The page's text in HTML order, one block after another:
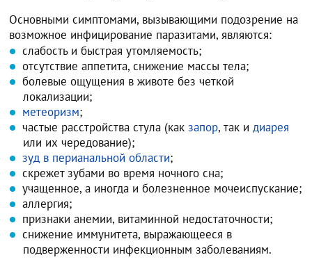
Основными симптомами, вызывающими подозрение на
возможное инфицирование паразитами, являются:
слабость и быстрая утомляемость;
отсутствие аппетита, снижение массы тела;
болевые ощущения в животе без четкой
локализации;
метеоризм;
частые расстройства стула (какзапор, так идиарея
или их чередование);
зуд в перианальной области;
скрежет зубами во время ночного сна;
учащенное, а иногда и болезненное мочеиспускание;
аллергия;
признаки анемии, витаминной недостаточности;
снижение иммунитета, выражающееся в
подверженности инфекционным заболеваниям.